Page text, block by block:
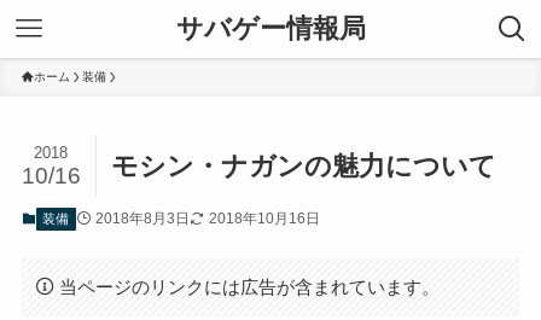
サバゲー情報局
ホーム 装備
モシン・ナガンの魅力について
2018
10/16
装備 2018年8月3日 2018年10月16日
当ページのリンクには広告が含まれています。